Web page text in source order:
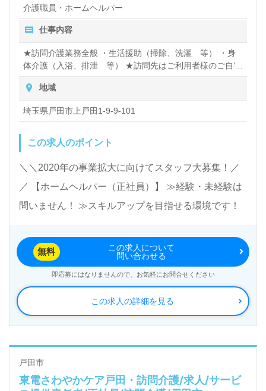
介護職員・ホームヘルパー
仕事内容
★訪問介護業務全般 ・生活援助（掃除、洗濯 等） ・身
体介護（入浴、排泄 等） ★訪問先はご利用者様のご自宅
です ★訪問エリア ・戸田市 ・蕨市 ・川口市 ・さいたま市
南区 ※障がい者支援事業も展開しておりますのでご興味の
お持ちの方は面接時にご相談ください※
地域
埼玉県戸田市上戸田1-9-9-101
この求人のポイント
＼＼2020年の事業拡大に向けてスタッフ大募集！／
／ 【ホームヘルパー（正社員）】 ≫経験・未経験は
問いません！ ≫スキルアップを目指せる環境です！
この求人の詳細を見る
無料
この求人について
問い合わせる
即応募にはなりませんので、お気軽にお問合せください
戸田市
東電さわやかケア戸田・訪問介護/求人/サービ